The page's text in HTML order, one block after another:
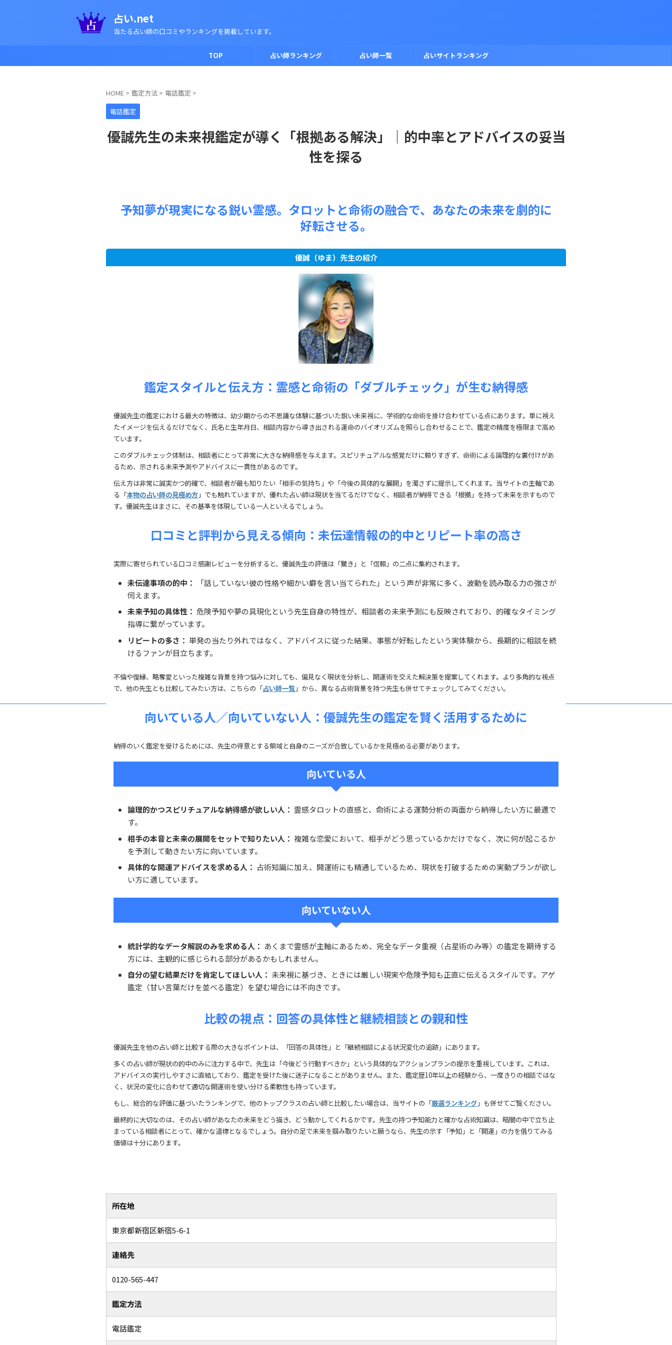
占い.net
当たる占い師の口コミやランキングを掲載しています。
TOP 占い師ランキング 占い師一覧 占いサイトランキング
HOME > 鑑定方法 > 電話鑑定 >
電話鑑定
優誠先生の未来視鑑定が導く「根拠ある解決」｜的中率とアドバイスの妥当
性を探る
予知夢が現実になる鋭い霊感。タロットと命術の融合で、あなたの未来を劇的に
好転させる。
優誠（ゆま）先生の紹介
鑑定スタイルと伝え方：霊感と命術の「ダブルチェック」が生む納得感
優誠先生の鑑定における最大の特徴は、幼少期からの不思議な体験に基づいた鋭い未来視に、学術的な命術を掛け合わせている点にあります。単に視え
たイメージを伝えるだけでなく、氏名と生年月日、相談内容から導き出される運命のバイオリズムを照らし合わせることで、鑑定の精度を極限まで高め
ています。
このダブルチェック体制は、相談者にとって非常に大きな納得感を与えます。スピリチュアルな感覚だけに頼りすぎず、命術による論理的な裏付けがあ
るため、示される未来予測やアドバイスに一貫性があるのです。
伝え方は非常に誠実かつ的確で、相談者が最も知りたい「相手の気持ち」や「今後の具体的な展開」を濁さずに提示してくれます。当サイトの主軸であ
る「本物の占い師の見極め方 」でも触れていますが、優れた占い師は現状を当てるだけでなく、相談者が納得できる「根拠」を持って未来を示すもので
す。優誠先生はまさに、その基準を体現している一人といえるでしょう。
口コミと評判から見える傾向：未伝達情報の的中とリピート率の高さ
実際に寄せられている口コミ感謝レビューを分析すると、優誠先生の評価は「驚き」と「信頼」の二点に集約されます。
未伝達事項の的中：
「話していない彼の性格や細かい癖を言い当てられた」という声が非常に多く、波動を読み取る力の強さが
伺えます。
未来予知の具体性： 危険予知や夢の具現化という先生自身の特性が、相談者の未来予測にも反映されており、的確なタイミング
指導に繋がっています。
リピートの多さ： 単発の当たり外れではなく、アドバイスに従った結果、事態が好転したという実体験から、長期的に相談を続
けるファンが目立ちます。
不倫や復縁、略奪愛といった複雑な背景を持つ悩みに対しても、偏見なく現状を分析し、開運術を交えた解決策を提案してくれます。より多角的な視点
で、他の先生とも比較してみたい方は、こちらの「占い師一覧 」から、異なる占術背景を持つ先生も併せてチェックしてみてください。
向いている人／向いていない人：優誠先生の鑑定を賢く活用するために
納得のいく鑑定を受けるためには、先生の得意とする領域と自身のニーズが合致しているかを見極める必要があります。
向いている人
論理的かつスピリチュアルな納得感が欲しい人： 霊感タロットの直感と、命術による運勢分析の両面から納得したい方に最適で
す。
相手の本音と未来の展開をセットで知りたい人： 複雑な恋愛において、相手がどう思っているかだけでなく、次に何が起こるか
を予測して動きたい方に向いています。
具体的な開運アドバイスを求める人： 占術知識に加え、開運術にも精通しているため、現状を打破するための実動プランが欲し
い方に適しています。
向いていない人
統計学的なデータ解説のみを求める人： あくまで霊感が主軸にあるため、完全なデータ重視（占星術のみ等）の鑑定を期待する
方には、主観的に感じられる部分があるかもしれません。
自分の望む結果だけを肯定してほしい人： 未来視に基づき、ときには厳しい現実や危険予知も正直に伝えるスタイルです。アゲ
鑑定（甘い言葉だけを並べる鑑定）を望む場合には不向きです。
比較の視点：回答の具体性と継続相談との親和性
優誠先生を他の占い師と比較する際の大きなポイントは、「回答の具体性」と「継続相談による状況変化の追跡」にあります。
多くの占い師が現状の的中のみに注力する中で、先生は「今後どう行動すべきか」という具体的なアクションプランの提示を重視しています。これは、
アドバイスの実行しやすさに直結しており、鑑定を受けた後に迷子になることがありません。また、鑑定歴10年以上の経験から、一度きりの相談ではな
く、状況の変化に合わせて適切な開運術を使い分ける柔軟性も持っています。
もし、総合的な評価に基づいたランキングで、他のトップクラスの占い師と比較したい場合は、当サイトの「厳選ランキング 」も併せてご覧ください。
最終的に大切なのは、その占い師があなたの未来をどう描き、どう動かしてくれるかです。先生の持つ予知能力と確かな占術知識は、暗闇の中で立ち止
まっている相談者にとって、確かな道標となるでしょう。自分の足で未来を掴み取りたいと願うなら、先生の示す「予知」と「開運」の力を借りてみる
価値は十分にあります。
所在地
東京都新宿区新宿5-6-1
連絡先
0120-565-447
鑑定方法
電話鑑定